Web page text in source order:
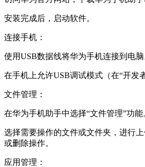
安装完成后，启动软件。
连接手机：
使用USB数据线将华为手机连接到电脑
在手机上允许USB调试模式（在“开发
文件管理：
在华为手机助手中选择“文件管理”功能
选择需要操作的文件或文件夹，进行
或删除操作。
应用管理：